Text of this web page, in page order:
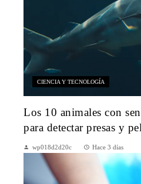
CIENCIA Y TECNOLOGÍA
Los 10 animales con
para detectar presas y
wp018d2d20c Hace 3 días